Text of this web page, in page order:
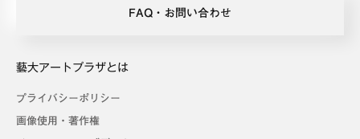
FAQ・お問い合わせ
藝大アートプラザとは
プライバシーポリシー
画像使用・著作権